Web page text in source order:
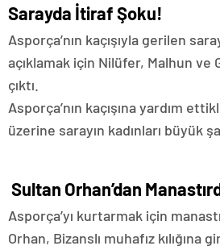
Sarayda İtiraf Şoku!
Asporça’nın kaçışıyla gerilen
açıklamak için Nilüfer, Malhun ve
çıktı.
Asporça’nın kaçışına yardım
üzerine sarayın kadınları büyük
Sultan Orhan’dan
Asporça’yı kurtarmak için
Orhan, Bizanslı muhafız kılığına